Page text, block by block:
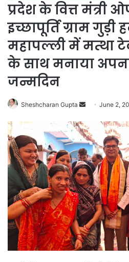
प्रदेश के वित्त मंत्री
इच्छापूर्ति ग्राम
महापल्ली में मत्था
के साथ मनाया
जन्मदिन
Sheshcharan Gupta
Send
email
June 2,